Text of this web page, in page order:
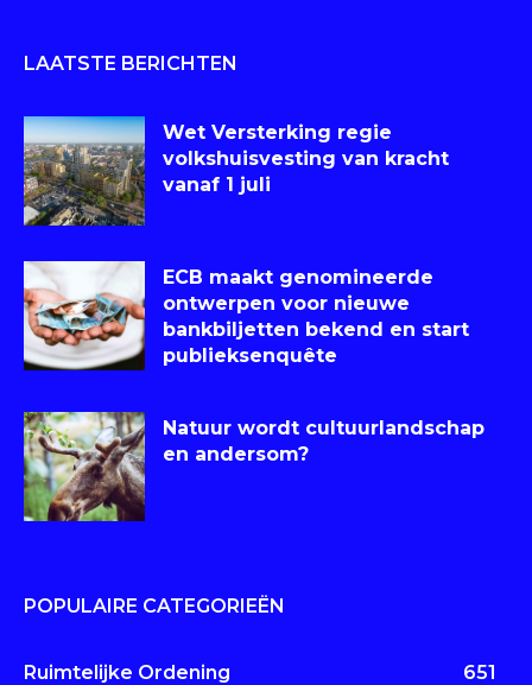
LAATSTE BERICHTEN
Wet Versterking regie
volkshuisvesting van kracht
vanaf 1 juli
ECB maakt genomineerde
ontwerpen voor nieuwe
bankbiljetten bekend en start
publieksenquête
Natuur wordt cultuurlandschap
en andersom?
POPULAIRE CATEGORIEËN
Ruimtelijke Ordening 651